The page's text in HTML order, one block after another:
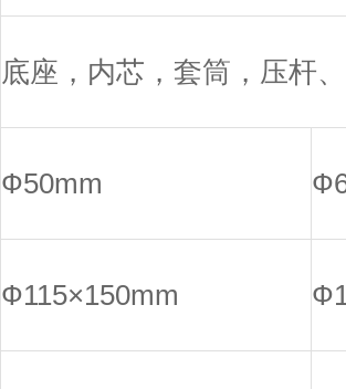
底座，内芯，套筒，压杆
Ф50mm
Ф115×150mm